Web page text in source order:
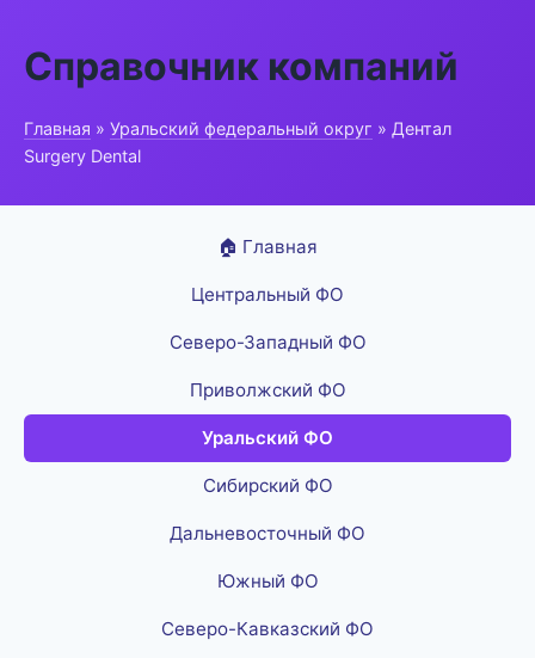
Справочник компаний
Главная » Уральский федеральный округ » Дентал
Surgery Dental
🏠 Главная
Центральный ФО
Северо-Западный ФО
Приволжский ФО
Уральский ФО
Сибирский ФО
Дальневосточный ФО
Южный ФО
Северо-Кавказский ФО